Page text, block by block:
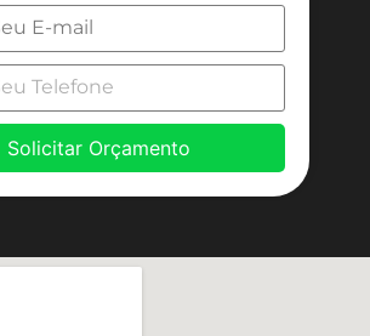
Solicitar Orçamento